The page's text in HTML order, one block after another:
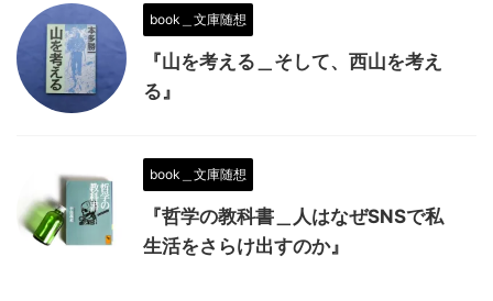
book＿文庫随想
『山を考える＿そして、西山を考え
る』
book＿文庫随想
『哲学の教科書＿人はなぜSNSで私
生活をさらけ出すのか』